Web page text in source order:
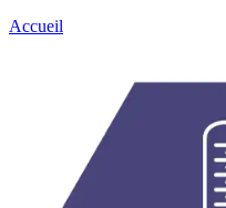
Accueil